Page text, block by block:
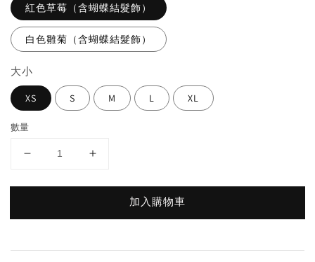
紅色草莓（含蝴蝶結髮飾）
白色雛菊（含蝴蝶結髮飾）
大小
XS S M L XL
數量
加入購物車